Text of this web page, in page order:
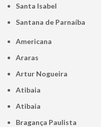
Santa Isabel
Santana de Parnaíba
Americana
Araras
Artur Nogueira
Atibaia
Atibaia
Bragança Paulista